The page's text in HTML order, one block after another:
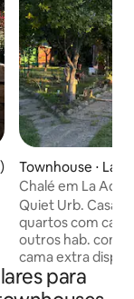
avaliação média de
Townhouse ⋅ La
Chalé em La
Quiet Urb. Casa de 125m, 4 quartos, 2
quartos com
outros hab. com
cama extra
completos,
de lavar roupa
para